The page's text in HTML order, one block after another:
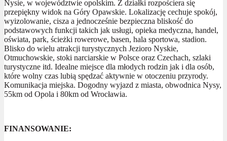
Nysie, w województwie opolskim. Z działki rozpościera się
przepiękny widok na Góry Opawskie. Lokalizację cechuje spokój,
wyizolowanie, cisza a jednocześnie bezpieczna bliskość do
podstawowych funkcji takich jak usługi, opieka medyczna, handel,
oświata, park, ścieżki rowerowe, basen, hala sportowa, stadion.
Blisko do wielu atrakcji turystycznych Jezioro Nyskie,
Otmuchowskie, stoki narciarskie w Polsce oraz Czechach, szlaki
turystyczne itd. Idealne miejsce dla młodych rodzin jak i dla osób,
które wolny czas lubią spędzać aktywnie w otoczeniu przyrody.
Komunikacja miejska. Dogodny wyjazd z miasta, obwodnica Nysy,
55km od Opola i 80km od Wrocławia.
FINANSOWANIE: